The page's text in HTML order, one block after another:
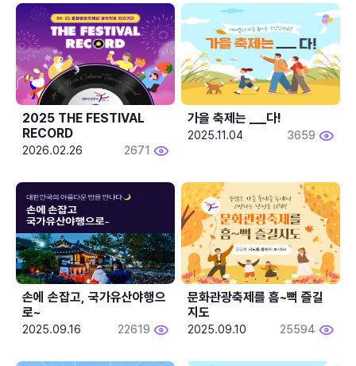
2025 THE FESTIVAL
RECORD
2026.02.26 2671
2025.11.04 3659
손에 손잡고, 국가유산야행으
로~
2025.09.16 22619
문화관광축제를 흠~뻑 즐길
지도
2025.09.10 25594